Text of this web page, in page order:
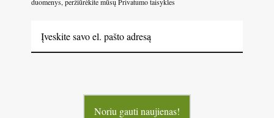
Noriu gauti naujienas!